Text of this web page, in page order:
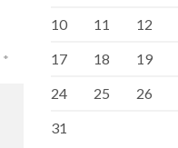
*
10
11 12
17
18 19
24
25 26
31